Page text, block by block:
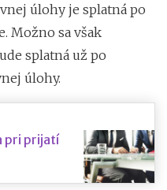
úlohy je splatná po
Možno sa však
splatná už po
úlohy.
pri prijatí